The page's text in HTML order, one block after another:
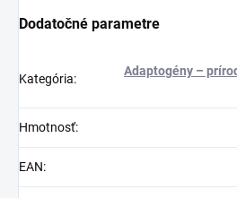
Dodatočné parametre
Kategória:
Adaptogény –
Hmotnosť:
EAN: